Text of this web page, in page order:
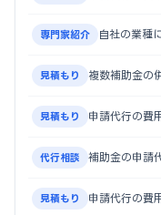
専門家紹介 自社の業種
見積もり 複数補助金の
見積もり 申請代行の費
代行相談 補助金の申請
見積もり 申請代行の費